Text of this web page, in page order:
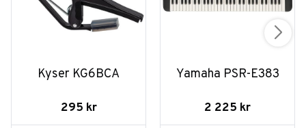
Kyser KG6BCA
295 kr
Yamaha PSR-E383
2 225 kr